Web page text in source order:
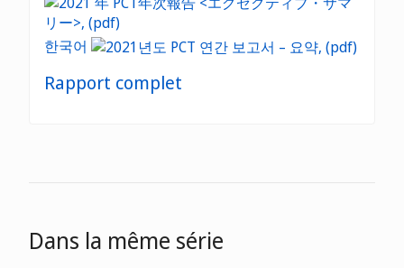
한국어
Rapport complet
Dans la même série